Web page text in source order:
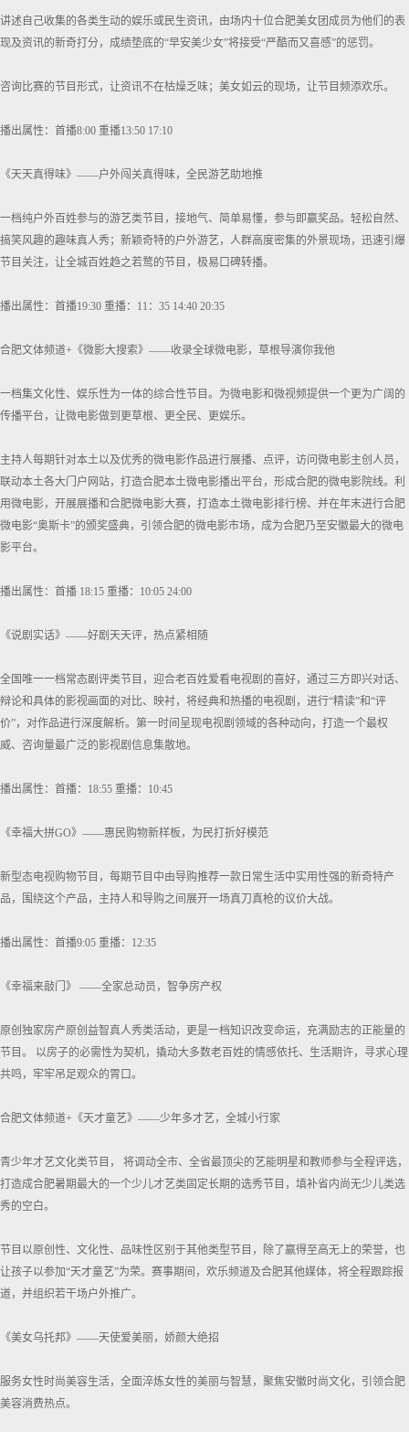
讲述自己收集的各类生动的娱乐或民生资讯，由场内十位合肥美女团成员为他们的表
现及资讯的新奇打分，成绩垫底的“早安美少女”将接受“严酷而又喜感”的惩罚。
咨询比赛的节目形式，让资讯不在枯燥乏味；美女如云的现场，让节目频添欢乐。
播出属性：首播8:00 重播13:50 17:10
《天天真得味》——户外闯关真得味，全民游艺助地推
一档纯户外百姓参与的游艺类节目，接地气、简单易懂，参与即赢奖品。轻松自然、
搞笑风趣的趣味真人秀；新颖奇特的户外游艺，人群高度密集的外景现场，迅速引爆
节目关注，让全城百姓趋之若鹜的节目，极易口碑转播。
播出属性：首播19:30 重播：11：35 14:40 20:35
合肥文体频道+《微影大搜索》——收录全球微电影，草根导演你我他
一档集文化性、娱乐性为一体的综合性节目。为微电影和微视频提供一个更为广阔的
传播平台，让微电影做到更草根、更全民、更娱乐。
主持人每期针对本土以及优秀的微电影作品进行展播、点评，访问微电影主创人员，
联动本土各大门户网站，打造合肥本土微电影播出平台，形成合肥的微电影院线。利
用微电影，开展展播和合肥微电影大赛，打造本土微电影排行榜、并在年末进行合肥
微电影“奥斯卡”的颁奖盛典，引领合肥的微电影市场，成为合肥乃至安徽最大的微电
影平台。
播出属性：首播 18:15 重播：10:05 24:00
《说剧实话》——好剧天天评，热点紧相随
全国唯一一档常态剧评类节目，迎合老百姓爱看电视剧的喜好，通过三方即兴对话、
辩论和具体的影视画面的对比、映衬，将经典和热播的电视剧，进行“精读”和“评
价”，对作品进行深度解析。第一时间呈现电视剧领域的各种动向，打造一个最权
威、咨询量最广泛的影视剧信息集散地。
播出属性：首播：18:55 重播：10:45
《幸福大拼GO》——惠民购物新样板，为民打折好模范
新型态电视购物节目，每期节目中由导购推荐一款日常生活中实用性强的新奇特产
品，围绕这个产品，主持人和导购之间展开一场真刀真枪的议价大战。
播出属性：首播9:05 重播：12:35
《幸福来敲门》 ——全家总动员，智争房产权
原创独家房产原创益智真人秀类活动，更是一档知识改变命运，充满励志的正能量的
节目。 以房子的必需性为契机，撬动大多数老百姓的情感依托、生活期许，寻求心理
共鸣，牢牢吊足观众的胃口。
合肥文体频道+《天才童艺》——少年多才艺，全城小行家
青少年才艺文化类节目， 将调动全市、全省最顶尖的艺能明星和教师参与全程评选，
打造成合肥暑期最大的一个少儿才艺类固定长期的选秀节目，填补省内尚无少儿类选
秀的空白。
节目以原创性、文化性、品味性区别于其他类型节目，除了赢得至高无上的荣誉，也
让孩子以参加“天才童艺”为荣。赛事期间，欢乐频道及合肥其他媒体，将全程跟踪报
道，并组织若干场户外推广。
《美女乌托邦》——天使爱美丽，娇颜大绝招
服务女性时尚美容生活，全面淬炼女性的美丽与智慧，聚焦安徽时尚文化，引领合肥
美容消费热点。